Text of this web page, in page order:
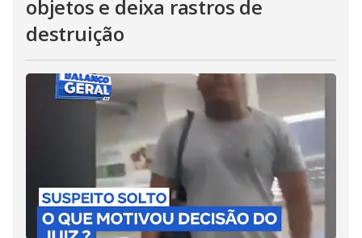
objetos e deixa rastros de
destruição